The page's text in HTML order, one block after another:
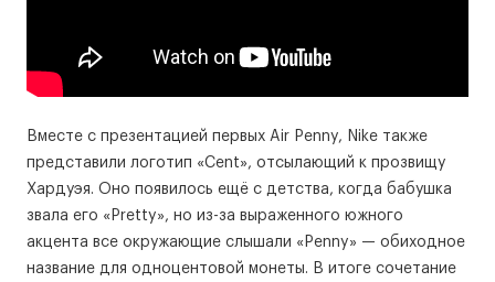
Вместе с презентацией первых Air Penny, Nike также
представили логотип «Cent», отсылающий к прозвищу
Хардуэя. Оно появилось ещё с детства, когда бабушка
звала его «Pretty», но из-за выраженного южного
акцента все окружающие слышали «Penny» — обиходное
название для одноцентовой монеты. В итоге сочетание